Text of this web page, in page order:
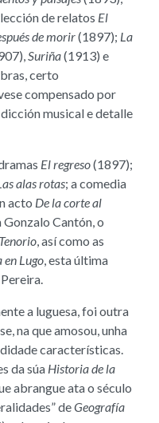
de relatos El
de morir(1897); La
Suriña(1913) e
certo
compensado por
musical e detalle
El regreso(1897);
alas rotas; a comedia
acto De la corte al
Cantón, o
, así como as
en Lugo, esta última
a luguesa, foi outra
na que amosou, unha
características.
da súa Historia de la
abrangue ata o século
deGeografía